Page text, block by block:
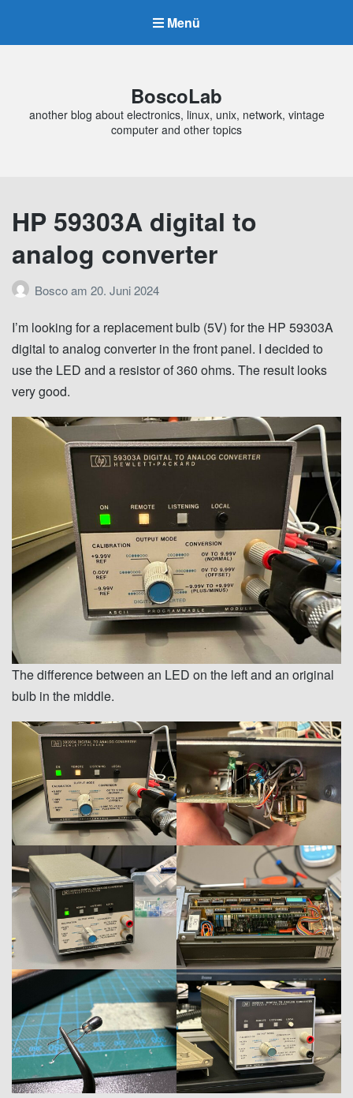
Menü
BoscoLab
another blog about electronics, linux, unix, network, vintage
computer and other topics
HP 59303A digital to
analog converter
Boscoam 20. Juni 2024
I’m looking for a replacement bulb (5V) for the HP 59303A
digital to analog converter in the front panel. I decided to
use the LED and a resistor of 360 ohms. The result looks
very good.
The difference between an LED on the left and an original
bulb in the middle.